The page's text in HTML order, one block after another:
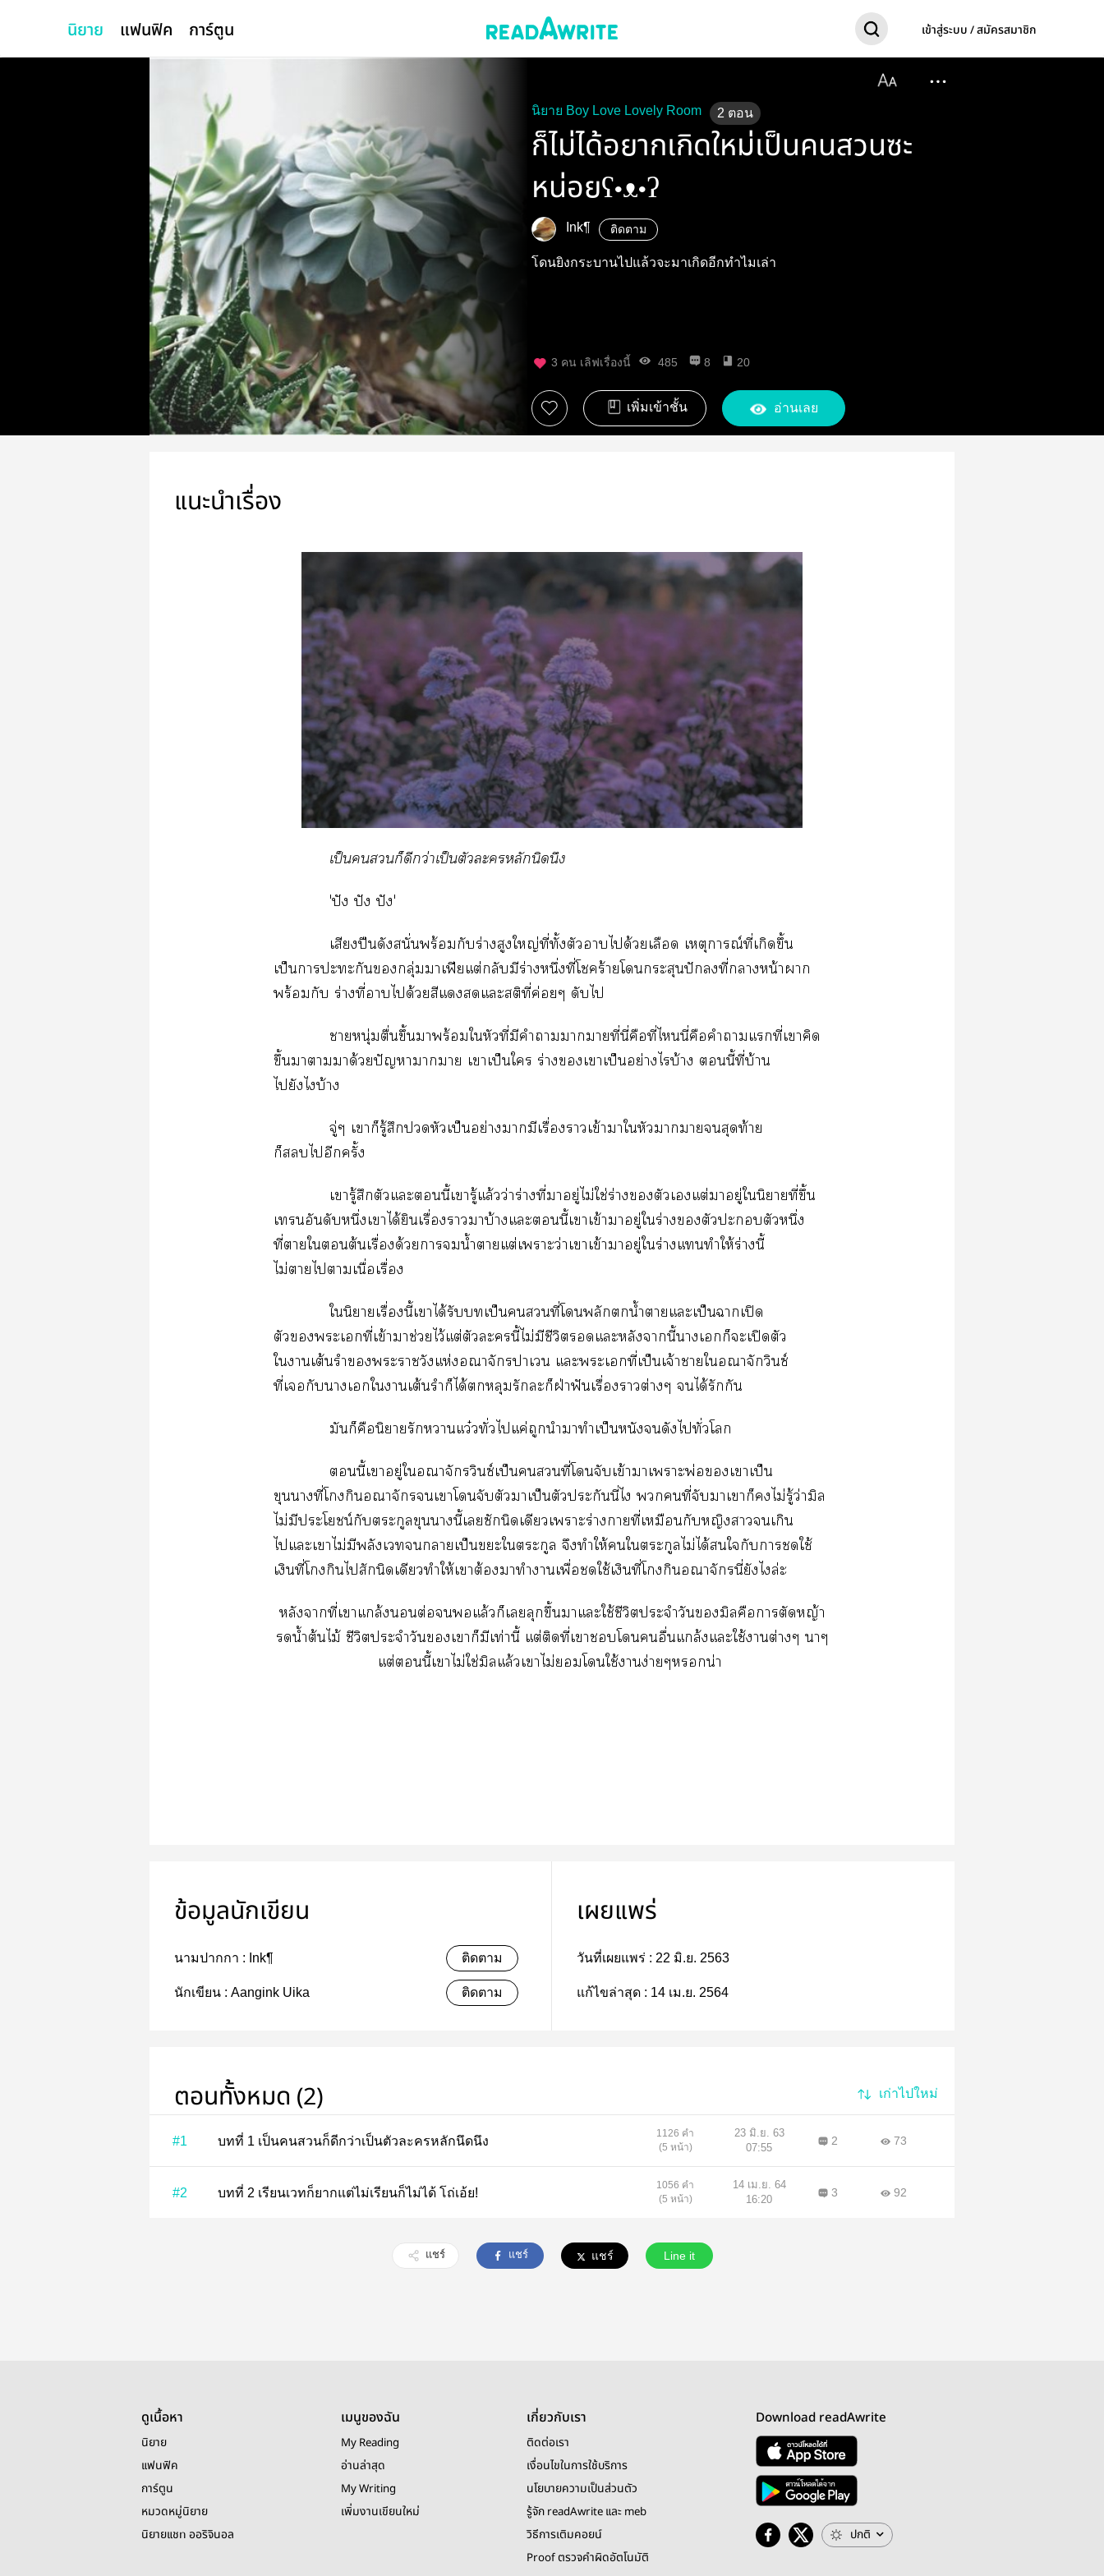
นิยาย แฟนฟิค การ์ตูน เข้าสู่ระบบ / สมัครสมาชิก
นิยาย Boy Love Lovely Room 2 ตอน
ก็ไม่ได้อยากเกิดใหม่เป็นคนสวนซะ
หน่อยʕ•ᴥ•ʔ
Ink¶ ติดตาม
โดนยิงกระบานไปแล้วจะมาเกิดอีกทำไมเล่า
3 คน เลิฟเรื่องนี้ 485 8 20
เพิ่มเข้าชั้น อ่านเลย
แนะนำเรื่อง
เป็นก็ดีกว่าเป็นตัวะหลักนิดนึง
'ปัง ปัง ปัง'
เสียงปืนดังสนั่นพร้อมกับร่างสูงใหญ่ที่ทั้งตัวาได้วยเลือด เหตุการณ์ที่เกิดขึ้น
เป็นาะะกันกลุ่มาเฟียแต่กลับมีร่างหนึ่งที่โร้ายโกระสุนปักที่าหน้าผาก
พร้อมกับ ร่างที่าได้วยสีแแะสติที่ค่อยๆ ดับไ
าหนุ่มตื่นขึ้นาพร้อมใหัวที่มีคำาาาที่นี่คือที่ไนี่คือคำาแที่เาคิด
ขึ้นาามาด้วยปัญหาาา เาเป็นใ ร่างเาเป็นอย่างไรบ้าง นี้ที่บ้าน
ไยังไบ้าง
จู่ๆ เาก็รู้สึกหัวเป็นอย่างามีเรื่องาเข้าาใหัวาาสุดท้าย
ก็ไอีกครั้ง
เารู้สึกตัวแะนี้เารู้แล้วว่าร่างที่าอยู่ไม่ใช่ร่างตัวเแต่าอยู่ในิยายที่ขึ้น
เอันดับหนึ่งเาได้ยินเรื่องามาบ้างแะนี้เาเข้าาอยู่ใร่างตัวะตัวหนึ่ง
ที่าใต้นเรื่องด้วยาน้ำาแต่เาะว่าเาเข้าาอยู่ใร่างแทำให้ร่างนี้
ไม่าไาเนื่อเรื่อง
ในิยายเรื่องนี้เาได้รับเป็นที่โพลักน้ำาแะเป็นาเปิด
ตัวะเที่เข้าาช่วยไว้แต่ตัวะนี้ไม่มีชีวิตแะหลังานี้าเก็ะเปิดตัว
ใาเต้นรำะาวังแห่งอณาจักราเ แะะเที่เป็นเจ้าาใอณาจักวินซ์
ที่เกับาเใาเต้นรำก็ได้หลุมรักะก็ฝ่าฟันเรื่องาต่างๆ ได้รักกัน
มันก็คือนิยายรักาแว๋วทั่วไแค่ถูกนำมาทำเป็นหนังดังไทั่วโ
นี้เาอยู่ใอณาจักรวินซ์เป็นที่โจับเข้าาเาะพ่อเาเป็น
ขุนาที่โกินอณาจักรเาโจับตัวาเป็นตัวประกันนี่ไ คนที่จับาเาก็ไม่รู้ว่ามิล
ไม่มีประโยชน์กับตระกูลขุนานี้เซักนิดเดียวเาะร่างาที่เหมือนกับหญิงาเกิน
ไแะเาไม่มีพลังเาเป็นะใตระกูล จึงทำให้ใตระกูลไม่ได้ใกับาชดใช้
เงินที่โกินไสักนิดเดียวทำให้เาต้องมาทำาเพื่อชดใช้เงินที่โกินอณาจักรนี่ยังไล่ะ
หลังาที่เาแกล้งต่อแล้วก็เลุกขึ้นาแะใช้ชีวิตประจำวันมิลคือาตัดหญ้า
รดน้ำต้นไม้ ชีวิตประจำวันเาก็มีเท่านี้ แต่ติดที่เาโอื่นแกล้งแะใช้าต่างๆ าๆ
แต่นี้เาไม่ใช่มิลแล้วเาไม่โใช้าง่ายๆน่า
ข้อมูลนักเขียน
นามปากกา : Ink¶ ติดตาม
นักเขียน : Aangink Uika ติดตาม
เผยแพร่
วันที่เผยแพร่ : 22 มิ.ย. 2563
แก้ไขล่าสุด : 14 เม.ย. 2564
ตอนทั้งหมด (2) เก่าไปใหม่
#1 บทที่ 1 เป็นคนสวนก็ดีกว่าเป็นตัวละครหลักนึดนึง
1126 คำ
(5 หน้า)
23 มิ.ย. 63
07:55
2 73
#2 บทที่ 2 เรียนเวทก็ยากแต่ไม่เรียนก็ไม่ได้ โถ่เอ้ย!
1056 คำ
(5 หน้า)
14 เม.ย. 64
16:20
3 92
แชร์ แชร์ แชร์ Line it
ดูเนื้อหา
นิยาย
แฟนฟิค
การ์ตูน
หมวดหมู่นิยาย
นิยายแชท ออริจินอล
เมนูของฉัน
My Reading
อ่านล่าสุด
My Writing
เพิ่มงานเขียนใหม่
เกี่ยวกับเรา
ติดต่อเรา
เงื่อนไขในการใช้บริการ
นโยบายความเป็นส่วนตัว
รู้จัก readAwrite และ meb
วิธีการเติมคอยน์
Proof ตรวจคำผิดอัตโนมัติ
Download readAwrite
ปกติ